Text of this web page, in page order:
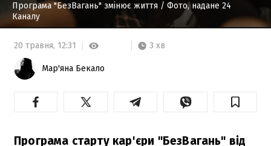
Програма "БезВагань" змінює життя / Фото, надане 24
Каналу
20 травня, 12:31 3 хв
Мар'яна Бекало
Програма старту кар'єри "БезВагань" від